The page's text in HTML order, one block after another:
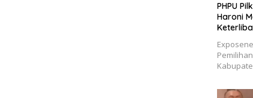
PHPU
Haroni